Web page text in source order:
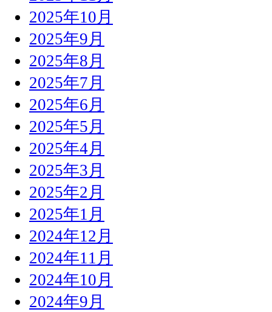
2025年10月
2025年9月
2025年8月
2025年7月
2025年6月
2025年5月
2025年4月
2025年3月
2025年2月
2025年1月
2024年12月
2024年11月
2024年10月
2024年9月